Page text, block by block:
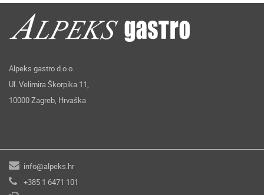
Alpeks gastro d.o.o.
Ul. Velimira Škorpika 11,
10000 Zagreb, Hrvaška
info@alpeks.hr
+385 1 6471 101